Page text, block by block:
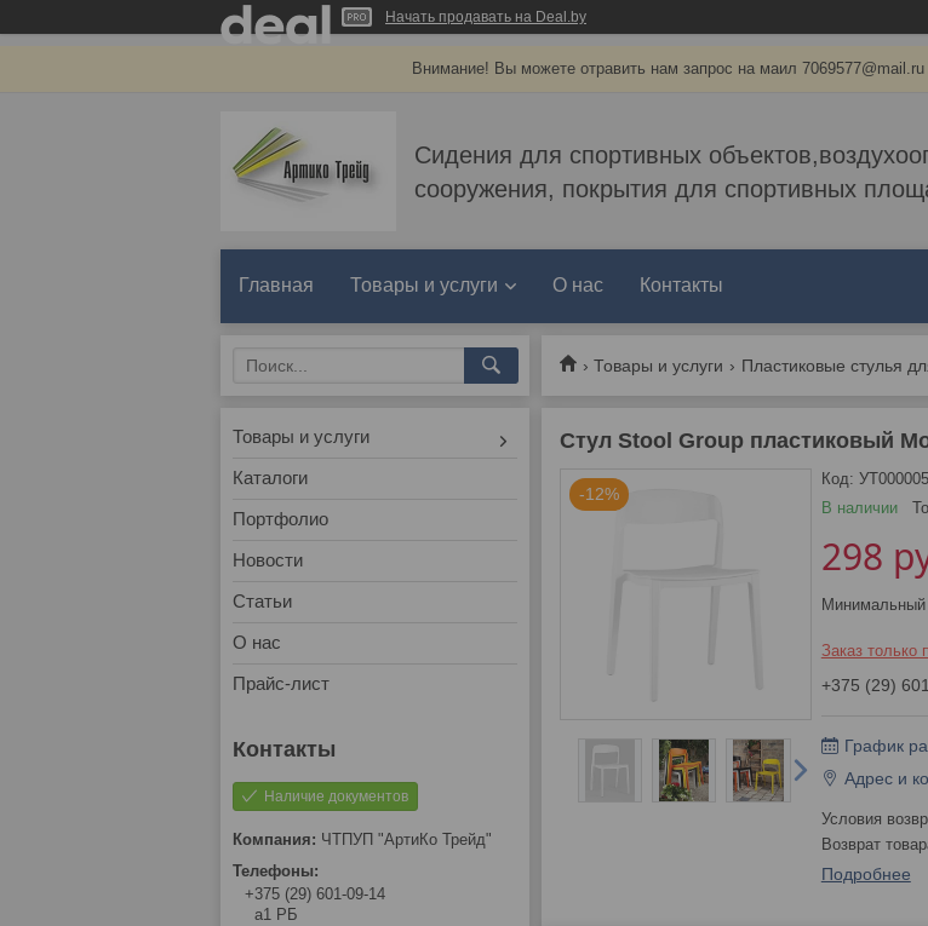
Начать продавать на Deal.by
Внимание! Вы можете отравить нам запрос на маил
Сидения для спортивных
сооружения, покрытия для спортивных
Главная Товары и услуги О нас Контакты
Товары и услуги Пластиковые стулья
Стул Stool Group пластиковый
-12%
В наличии
Код:
298
Заказ только
+375 (29)
График
Адрес и
возврат
Подробнее
Товары и услуги
Каталоги
Портфолио
Новости
Статьи
О нас
Прайс-лист
Наличие документов
ЧТПУП "АртиКо Трейд"
+375 (29) 601-09-14
а1 РБ